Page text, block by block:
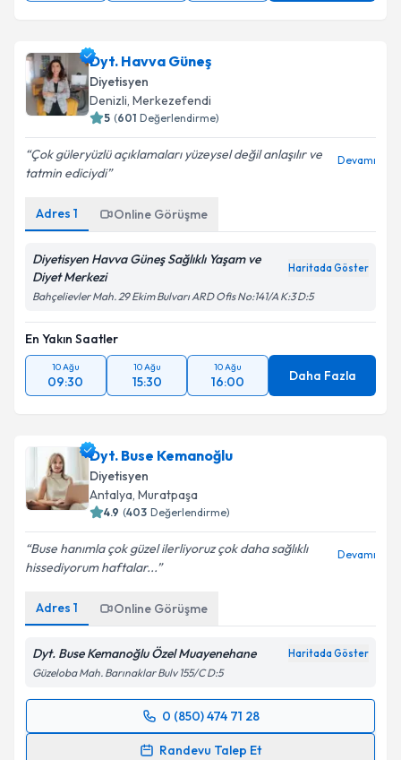
Dyt. Havva Güneş
Diyetisyen
Denizli, Merkezefendi
5 (601 Değerlendirme)
Çok güleryüzlü açıklamaları yüzeysel değil anlaşılır ve
tatmin ediciydi
Devamı
Adres 1 Online Görüşme
Diyetisyen Havva Güneş Sağlıklı Yaşam ve
Diyet Merkezi
Haritada Göster
Bahçelievler Mah. 29 Ekim Bulvarı ARD Ofis No:141/A K:3 D:5
En Yakın Saatler
10 Ağu
09:30
10 Ağu
15:30
10 Ağu
16:00 Daha Fazla
Dyt. Buse Kemanoğlu
Diyetisyen
Antalya, Muratpaşa
4.9 (403 Değerlendirme)
Buse hanımla çok güzel ilerliyoruz çok daha sağlıklı
hissediyorum haftalar...
Devamı
Adres 1 Online Görüşme
Dyt. Buse Kemanoğlu Özel Muayenehane Haritada Göster
Güzeloba Mah. Barınaklar Bulv 155/C D:5
0 (850) 474 71 28
Randevu Talep Et
Randevu Takvimi Talebi